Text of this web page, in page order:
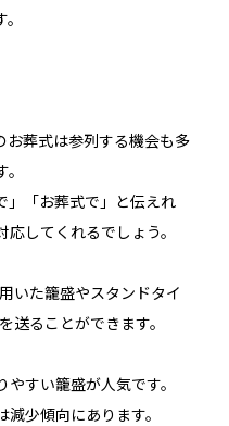
お葬式は参列する機会も多
」「お葬式で」と伝えれ
してくれるでしょう。
いた籠盛やスタンドタイ
送ることができます。
すい籠盛が人気です。
少傾向にあります。